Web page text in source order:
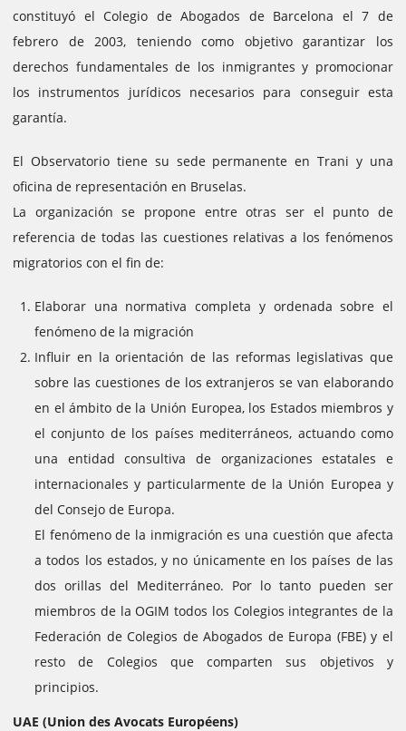
constituyó el Colegio de Abogados de Barcelona el 7 de
febrero de 2003, teniendo como objetivo garantizar los
derechos fundamentales de los inmigrantes y promocionar
los instrumentos jurídicos necesarios para conseguir esta
garantía.
El Observatorio tiene su sede permanente en Trani y una
oficina de representación en Bruselas.
La organización se propone entre otras ser el punto de
referencia de todas las cuestiones relativas a los fenómenos
migratorios con el fin de:
Elaborar una normativa completa y ordenada sobre el
fenómeno de la migración
Influir en la orientación de las reformas legislativas que
sobre las cuestiones de los extranjeros se van elaborando
en el ámbito de la Unión Europea, los Estados miembros y
el conjunto de los países mediterráneos, actuando como
una entidad consultiva de organizaciones estatales e
internacionales y particularmente de la Unión Europea y
del Consejo de Europa.
El fenómeno de la inmigración es una cuestión que afecta
a todos los estados, y no únicamente en los países de las
dos orillas del Mediterráneo. Por lo tanto pueden ser
miembros de la OGIM todos los Colegios integrantes de la
Federación de Colegios de Abogados de Europa (FBE) y el
resto de Colegios que comparten sus objetivos y
principios.
UAE (Union des Avocats Européens)